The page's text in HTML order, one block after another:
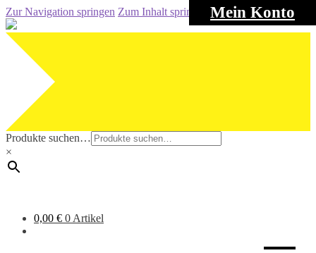
Mein Konto
Zur Navigation springen Zum Inhalt springen
Produkte suchen…
×
0,00 € 0 Artikel